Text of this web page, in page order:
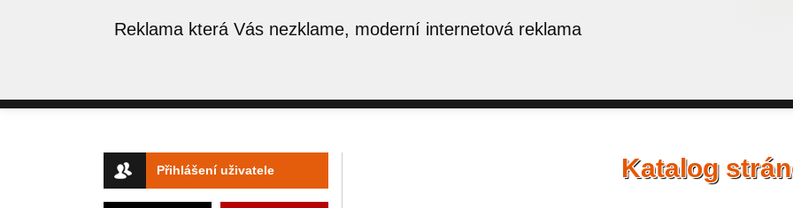
Reklama která Vás nezklame, moderní internetová reklama
Přihlášení uživatele Katalog